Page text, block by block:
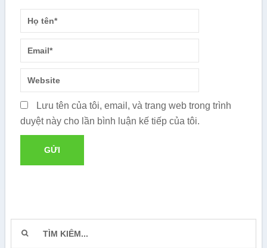
Lưu tên của tôi, email, và trang web trong trình
duyệt này cho lần bình luận kế tiếp của tôi.